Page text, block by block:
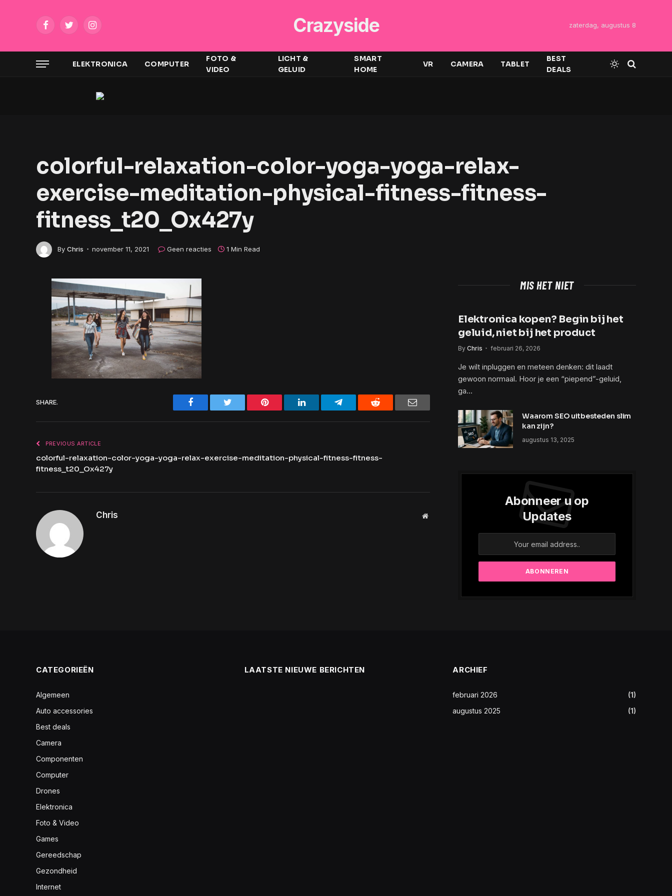
FacebookTwitterInstagram Crazyside zaterdag, augustus 8
ELEKTRONICA COMPUTER
FOTO &
VIDEO
LICHT &
GELUID
SMART
HOME
VR CAMERA TABLET
BEST
DEALS
colorful-relaxation-color-yoga-yoga-relax-
exercise-meditation-physical-fitness-fitness-
fitness_t20_Ox427y
By Chris november 11, 2021 Geen reacties 1 Min Read
SHARE. Facebook Twitter Pinterest LinkedIn Telegram Reddit Email
PREVIOUS ARTICLE
colorful-relaxation-color-yoga-yoga-relax-exercise-meditation-physical-fitness-fitness-
fitness_t20_Ox427y
Chris Website
MIS HET NIET
Elektronica kopen? Begin bij het
geluid, niet bij het product
By Chris februari 26, 2026
Je wilt inpluggen en meteen denken: dit laadt
gewoon normaal. Hoor je een “piepend”-geluid,
ga…
Waarom SEO uitbesteden slim
kan zijn?
augustus 13, 2025
Abonneer u op
Updates
CATEGORIEËN
Algemeen
Auto accessories
Best deals
Camera
Componenten
Computer
Drones
Elektronica
Foto & Video
Games
Gereedschap
Gezondheid
Internet
LAATSTE NIEUWE BERICHTEN ARCHIEF
februari 2026
(1)
augustus 2025
(1)